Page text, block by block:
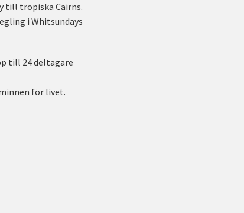
till tropiska Cairns.
i Whitsundays
till 24 deltagare
för livet.